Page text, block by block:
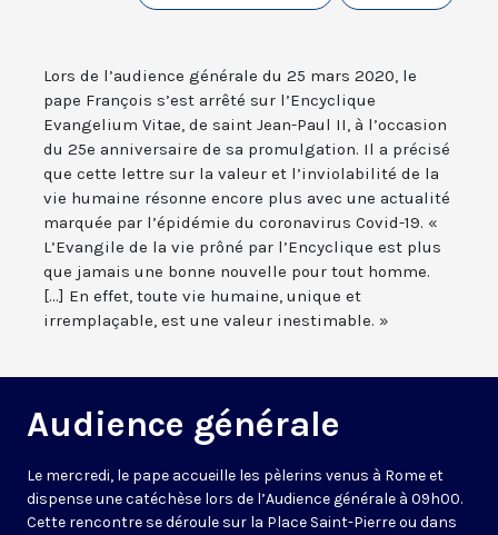
Lors de l’audience générale du 25 mars 2020, le
pape François s’est arrêté sur l’Encyclique
Evangelium Vitae, de saint Jean-Paul II, à l’occasion
du 25e anniversaire de sa promulgation. Il a précisé
que cette lettre sur la valeur et l’inviolabilité de la
vie humaine résonne encore plus avec une actualité
marquée par l’épidémie du coronavirus Covid-19. «
L’Evangile de la vie prôné par l’Encyclique est plus
que jamais une bonne nouvelle pour tout homme.
[...] En effet, toute vie humaine, unique et
irremplaçable, est une valeur inestimable. »
Audience générale
Le mercredi, le pape accueille les pèlerins venus à Rome et
dispense une catéchèse lors de l’Audience générale à 09h00.
Cette rencontre se déroule sur la Place Saint-Pierre ou dans